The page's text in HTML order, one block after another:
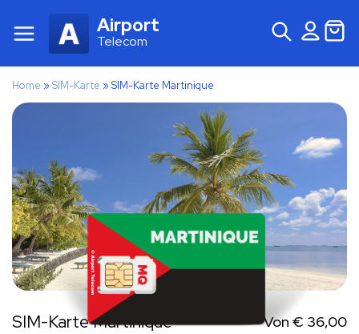
Airport
Telecom
Home »SIM-Karte »SIM-Karte Martinique
SIM-Karte Martinique Von € 36,00